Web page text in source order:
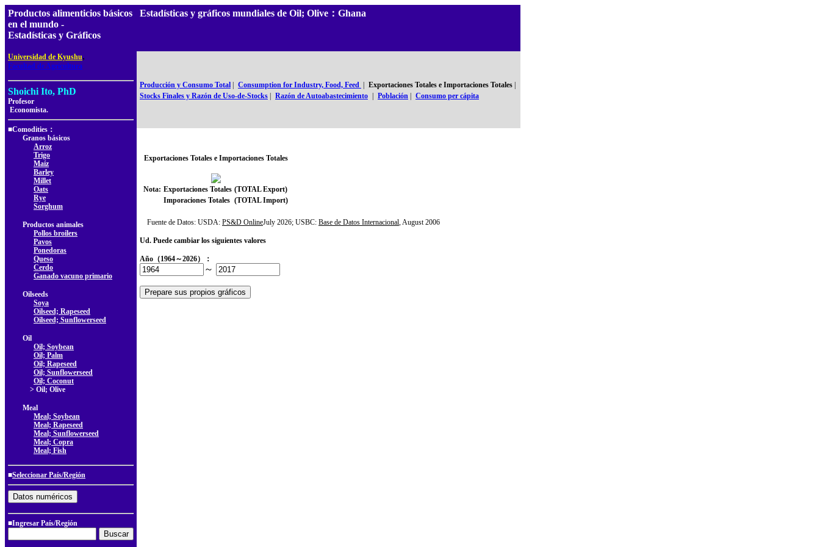
Productos alimenticios básicos
en el mundo -
Estadísticas y Gráficos
Universidad de Kyushu,
Facultad de Agricultura
Shoichi Ito, PhD
Profesor
Economista.
■Comodities：
Granos básicos
Arroz
Trigo
Maíz
Barley
Millet
Oats
Rye
Sorghum
Productos animales
Pollos broilers
Pavos
Ponedoras
Queso
Cerdo
Ganado vacuno primario
Oilseeds
Soya
Oilseed; Rapeseed
Oilseed; Sunflowerseed
Oil
Oil; Soybean
Oil; Palm
Oil; Rapeseed
Oil; Sunflowerseed
Oil; Coconut
> Oil; Olive
Meal
Meal; Soybean
Meal; Rapeseed
Meal; Sunflowerseed
Meal; Copra
Meal; Fish
■Seleccionar País/Región
■Ingresar País/Región
Estadísticas y gráficos mundiales de Oil; Olive：Ghana
Producción y Consumo Total Consumption for Industry, Food, Feed Exportaciones Totales e Importaciones Totales
Stocks Finales y Razón de Uso-de-Stocks
Razón de Autoabastecimiento Población Consumo per cápita
Exportaciones Totales e Importaciones Totales
Nota: Exportaciones Totales (TOTAL Export)
Imporaciones Totales (TOTAL Import)
Fuente de Datos: USDA: PS&D OnlineJuly 2026; USBC: Base de Datos Internacional, August 2006
Ud. Puede cambiar los siguientes valores
Año（1964～2026）：
～